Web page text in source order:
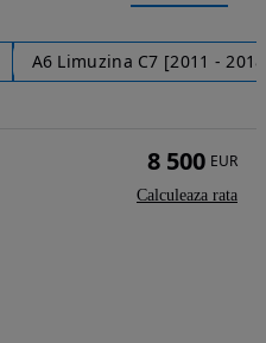
A6 Limuzina C7 [2011 -
8 500 EUR
Calculeaza rata